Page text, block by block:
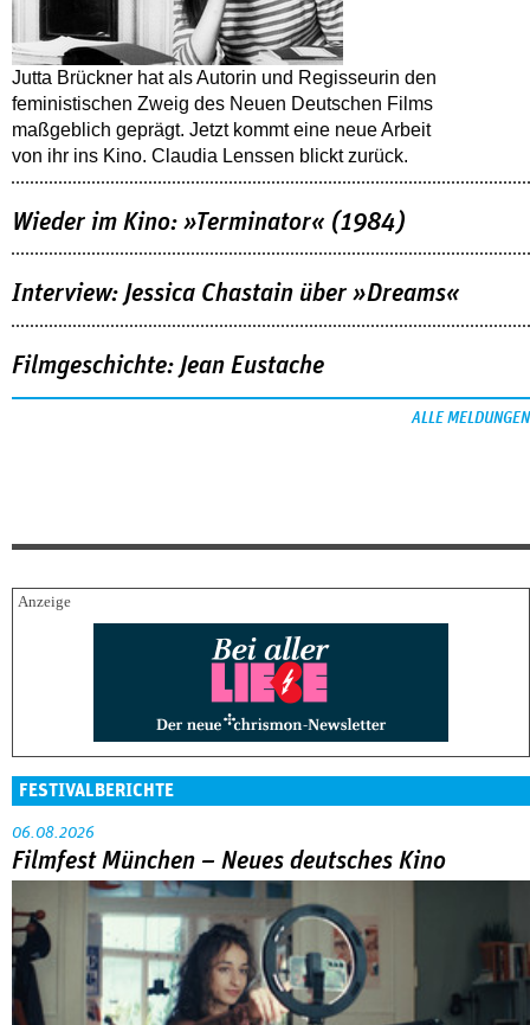
Jutta Brückner hat als Autorin und Regisseurin den
feministischen Zweig des Neuen Deutschen Films
maßgeblich geprägt. Jetzt kommt eine neue Arbeit
von ihr ins Kino. Claudia Lenssen blickt zurück.
Wieder im Kino: »Terminator« (1984)
Interview: Jessica Chastain über »Dreams«
Filmgeschichte: Jean Eustache
ALLE MELDUNGEN
FESTIVALBERICHTE
06.08.2026
Filmfest München – Neues deutsches Kino